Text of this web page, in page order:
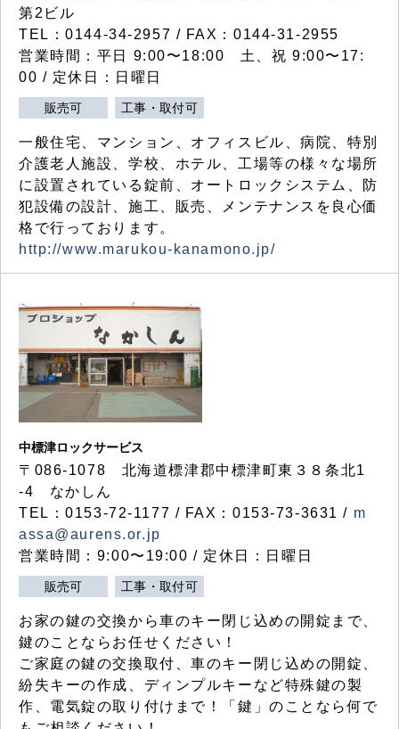
第2ビル
TEL：0144-34-2957 / FAX：0144-31-2955
営業時間：平日 9:00〜18:00 土、祝 9:00〜17:
00 / 定休日：日曜日
販売可 工事・取付可
一般住宅、マンション、オフィスビル、病院、特別
介護老人施設、学校、ホテル、工場等の様々な場所
に設置されている錠前、オートロックシステム、防
犯設備の設計、施工、販売、メンテナンスを良心価
格で行っております。
http://www.marukou-kanamono.jp/
中標津ロックサービス
〒086-1078 北海道標津郡中標津町東３８条北1
-4 なかしん
TEL：0153-72-1177 / FAX：0153-73-3631 / m
assa@aurens.or.jp
営業時間：9:00〜19:00 / 定休日：日曜日
販売可 工事・取付可
お家の鍵の交換から車のキー閉じ込めの開錠まで、
鍵のことならお任せください！
ご家庭の鍵の交換取付、車のキー閉じ込めの開錠、
紛失キーの作成、ディンプルキーなど特殊鍵の製
作、電気錠の取り付けまで！「鍵」のことなら何で